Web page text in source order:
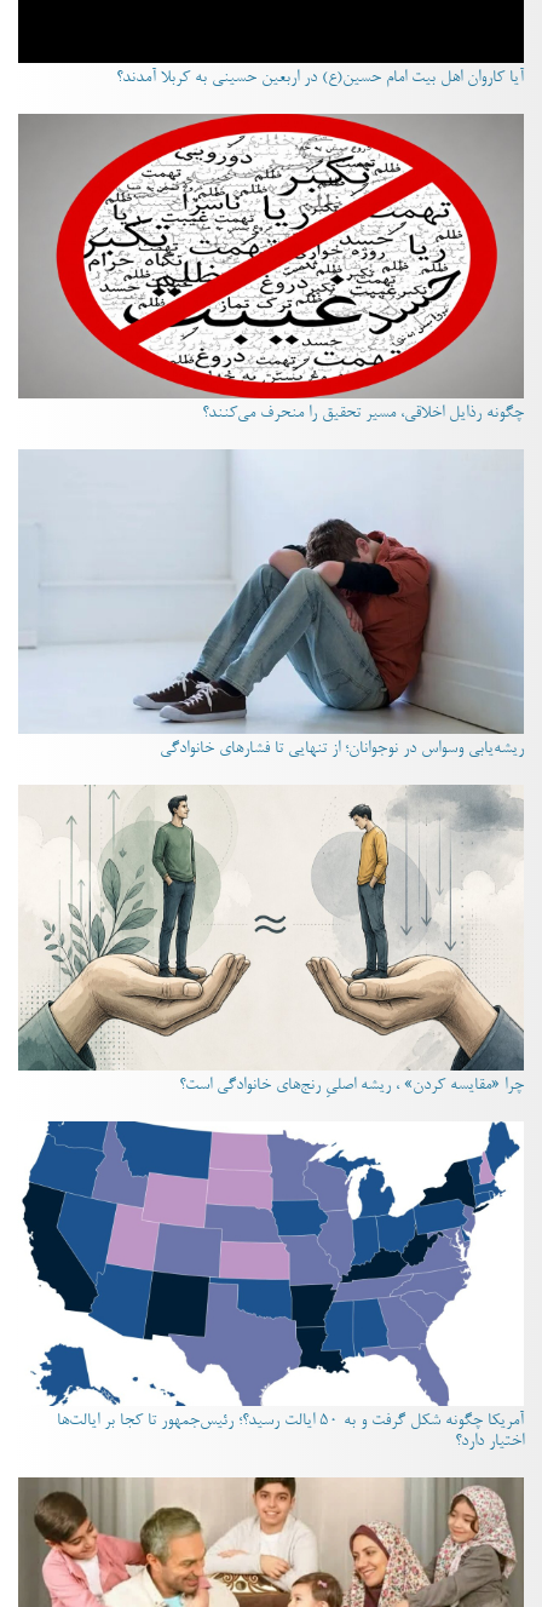
آیا کاروان اهل بیت امام حسین(ع) در اربعین حسینی به کربلا آمدند؟
چگونه رذایل اخلاقی، مسیر تحقیق را منحرف می‌کنند؟
ریشه‌یابی وسواس در نوجوانان؛ از تنهایی تا فشارهای خانوادگی
چرا «مقایسه کردن» ، ریشه اصلیِ رنج‌های خانوادگی است؟
آمریکا چگونه شکل گرفت و به ۵۰ ایالت رسید؟؛ رئیس‌جمهور تا کجا بر ایالت‌ها
اختیار دارد؟